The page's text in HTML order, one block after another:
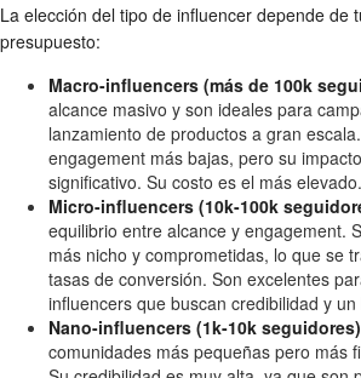
La elección del tipo de influencer depende de
presupuesto:
Macro-influencers (más de 100k
alcance masivo y son ideales para
lanzamiento de productos a gran
engagement más bajas, pero su
significativo. Su costo es el más elevado.
Micro-influencers (10k-100k
equilibrio entre alcance y engagement.
más nicho y comprometidas, lo que se
tasas de conversión. Son excelentes
influencers que buscan credibilidad y un
Nano-influencers (1k-10k
comunidades más pequeñas pero más